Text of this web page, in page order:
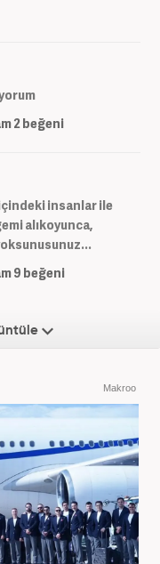
2 beğeni
insanlar ile
alıkoyunca,
9 beğeni
Makroo